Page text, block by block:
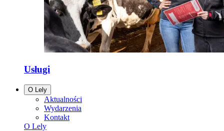
Usługi
O Lely
Aktualności
Wydarzenia
Kontakt
O Lely